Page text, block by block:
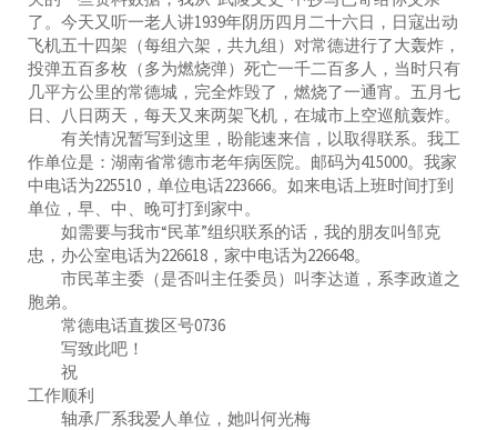
了。今天又听一老人讲1939年阴历四月二十六日，日寇出动
飞机五十四架（每组六架，共九组）对常德进行了大轰炸，
投弹五百多枚（多为燃烧弹）死亡一千二百多人，当时只有
几平方公里的常德城，完全炸毁了，燃烧了一通宵。五月七
日、八日两天，每天又来两架飞机，在城市上空巡航轰炸。
有关情况暂写到这里，盼能速来信，以取得联系。我工
作单位是：湖南省常德市老年病医院。邮码为415000。我家
中电话为225510，单位电话223666。如来电话上班时间打到
单位，早、中、晚可打到家中。
如需要与我市“民革”组织联系的话，我的朋友叫邹克
忠，办公室电话为226618，家中电话为226648。
市民革主委（是否叫主任委员）叫李达道，系李政道之
胞弟。
常德电话直拨区号0736
写致此吧！
祝
工作顺利
轴承厂系我爱人单位，她叫何光梅